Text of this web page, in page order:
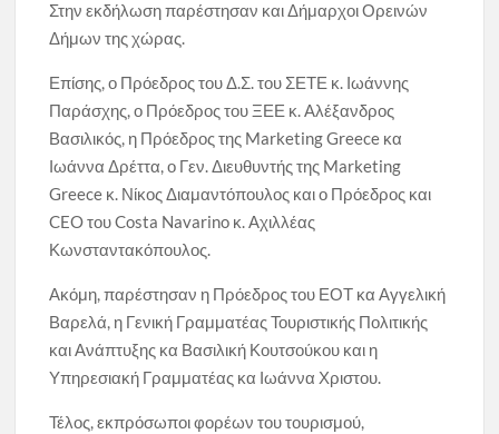
Στην εκδήλωση παρέστησαν και Δήμαρχοι Ορεινών
Δήμων της χώρας.
Επίσης, ο Πρόεδρος του Δ.Σ. του ΣΕΤΕ κ. Ιωάννης
Παράσχης, ο Πρόεδρος του ΞΕΕ κ. Αλέξανδρος
Βασιλικός, η Πρόεδρος της Marketing Greece κα
Ιωάννα Δρέττα, ο Γεν. Διευθυντής της Marketing
Greece κ. Νίκος Διαμαντόπουλος και ο Πρόεδρος και
CEO του Costa Navarino κ. Αχιλλέας
Κωνσταντακόπουλος.
Ακόμη, παρέστησαν η Πρόεδρος του ΕΟΤ κα Αγγελική
Βαρελά, η Γενική Γραμματέας Τουριστικής Πολιτικής
και Ανάπτυξης κα Βασιλική Κουτσούκου και η
Υπηρεσιακή Γραμματέας κα Ιωάννα Χριστου.
Τέλος, εκπρόσωποι φορέων του τουρισμού,